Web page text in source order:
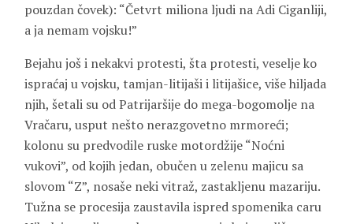
pouzdan čovek): “Četvrt miliona ljudi na Adi Ciganliji,
a ja nemam vojsku!”
Bejahu još i nekakvi protesti, šta protesti, veselje ko
ispraćaj u vojsku, tamjan-litijaši i litijašice, više hiljada
njih, šetali su od Patrijaršije do mega-bogomolje na
Vračaru, usput nešto nerazgovetno mrmoreći;
kolonu su predvodile ruske motordžije “Noćni
vukovi”, od kojih jedan, obučen u zelenu majicu sa
slovom “Z”, nosaše neki vitraž, zastakljenu mazariju.
Tužna se procesija zaustavila ispred spomenika caru